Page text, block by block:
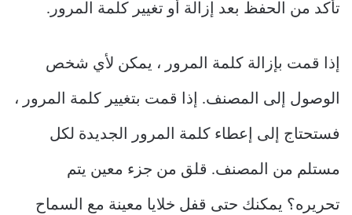
تأكد من الحفظ بعد إزالة أو تغيير كلمة المرور.
إذا قمت بإزالة كلمة المرور ، يمكن لأي شخص
الوصول إلى المصنف. إذا قمت بتغيير كلمة المرور ،
فستحتاج إلى إعطاء كلمة المرور الجديدة لكل
مستلم من المصنف. قلق من جزء معين يتم
تحريره؟ يمكنك حتى قفل خلايا معينة مع السماح